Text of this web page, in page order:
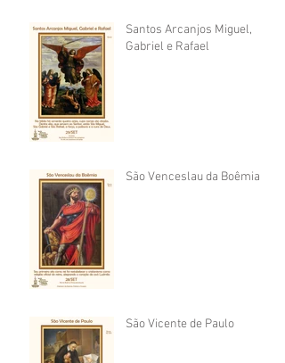
Santos Arcanjos Miguel,
Gabriel e Rafael
São Venceslau da Boêmia
São Vicente de Paulo